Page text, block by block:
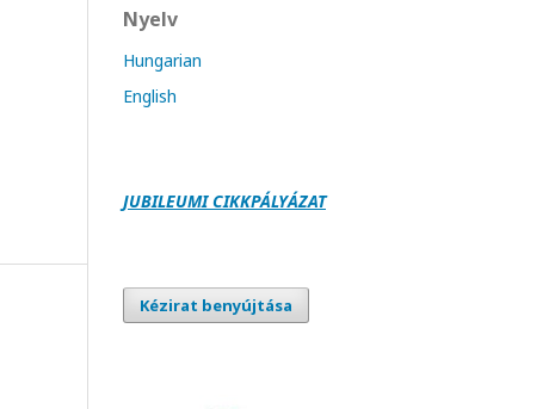
Nyelv
Hungarian
English
JUBILEUMI CIKKPÁLYÁZAT
Kézirat benyújtása